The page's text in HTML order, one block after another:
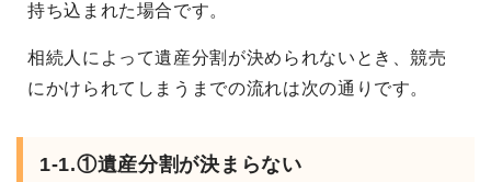
持ち込まれた場合です。
相続人によって遺産分割が決められないとき、競売
にかけられてしまうまでの流れは次の通りです。
1-1.①遺産分割が決まらない